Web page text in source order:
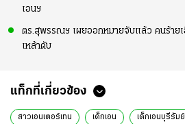
เอนฯ
ตร.สุพรรณฯ เผยออกหมายจับแล้ว คนร้าย
เหล้าดับ
แท็กที่เกี่ยวข้อง
สาวเอนเตอร์เทน เด็กเอน เด็กเอนบุรีรัมย์